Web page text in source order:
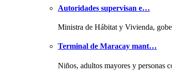
Autoridades supervisan e…
Ministra de Hábitat y Vivienda,
Terminal de Maracay mant…
Niños, adultos mayores y personas